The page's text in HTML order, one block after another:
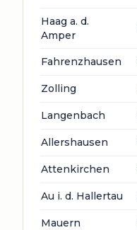
Haag a. d.
Amper
Fahrenzhausen
Zolling
Langenbach
Allershausen
Attenkirchen
Au i. d. Hallertau
Mauern